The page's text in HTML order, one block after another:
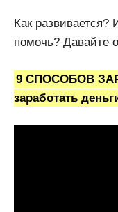
Как
помочь? Давайте
9 СПОСОБОВ
заработать